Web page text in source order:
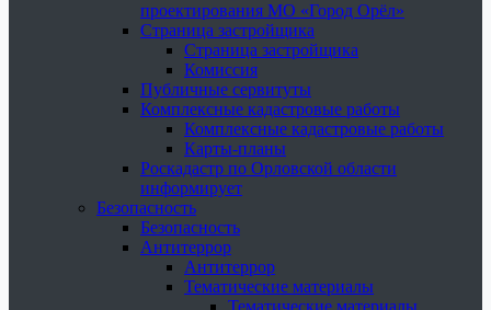
проектирования МО «Город Орёл»
Страница застройщика
Страница застройщика
Комиссия
Публичные сервитуты
Комплексные кадастровые работы
Комплексные кадастровые работы
Карты-планы
Роскадастр по Орловской области
информирует
Безопасность
Безопасность
Антитеррор
Антитеррор
Тематические материалы
Тематические материалы